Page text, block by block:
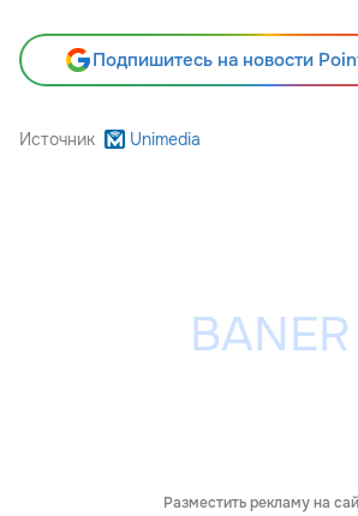
Подпишитесь на новости
Источник Unimedia
Разместить рекламу на